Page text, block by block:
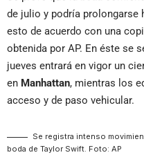
de julio y podría prolongarse
esto de acuerdo con una
obtenida por AP. En éste se
jueves entrará en vigor un
en Manhattan, mientras los
acceso y de paso vehicular.
Se registra intenso
boda de Taylor Swift. Foto: AP